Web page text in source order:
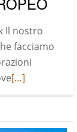
Il nostro
facciamo
Read
[…]